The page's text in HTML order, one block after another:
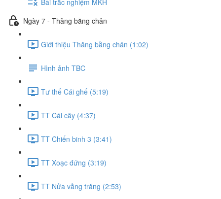
Ngày 7 - Thăng bằng chân
Giới thiệu Thăng bằng chân (1:02)
Hình ảnh TBC
Tư thế Cái ghế (5:19)
TT Cái cây (4:37)
TT Chiến binh 3 (3:41)
TT Xoạc đứng (3:19)
TT Nửa vầng trăng (2:53)